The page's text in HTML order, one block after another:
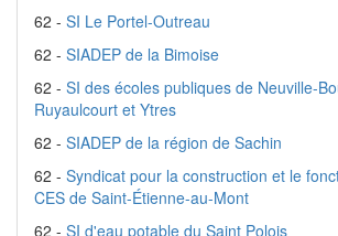
62 - SI Le Portel-Outreau
62 - SIADEP de la Bimoise
62 - SI des écoles publiques de Neuville-
Ruyaulcourt et Ytres
62 - SIADEP de la région de Sachin
62 - Syndicat pour la construction et le
CES de Saint-Étienne-au-Mont
62 - SI d'eau potable du Saint Polois